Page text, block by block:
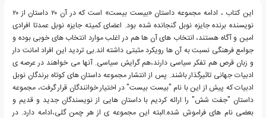
این کتاب ، ادامه مجموعه داستان «بیست بیست» است که در آن ۲۰ داستان از ۲۰
نویسنده برنده جایزه نوبل گنجانده شده بود. اعضای کمیته جایزه نوبل عمدتا افرادی
امین و آگاه هستند، انتخاب های آن ها هم در اغلب موارد انتخاب های خوبی بوده و
جوامع فرهنگی نسبت به آن ها رویکرد مثبتی داشته اند.بی تردید این افراد امانت دار
و زبان قرص هم تفکر سیاسی دارند،هم گرایش سیاسی. آنها می خواهند در عرصه ی
ادبیات جهانی تاثیرگذار باشند. پس از انتشار مجموعه داستان های کوتاه برندگان نوبل
ادبیات که پیش از این با نام "بیست بیست" در اختیار خوانندگان قرار گرفت، مجموعه
داستان "جفت شش" را ارائه کردیم با داستان هایی از نویسندگان جدید و قدیم و
بعضی نام های فراموش شده.البته این مجموعه ی از هر چمن گلی،ادامه دارد. در